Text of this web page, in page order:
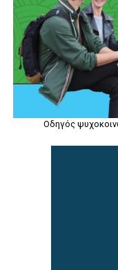
Οδηγός